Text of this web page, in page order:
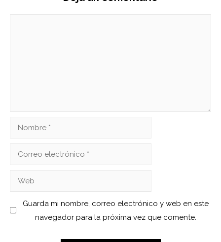
Guarda mi nombre, correo electrónico y web en este
navegador para la próxima vez que comente.